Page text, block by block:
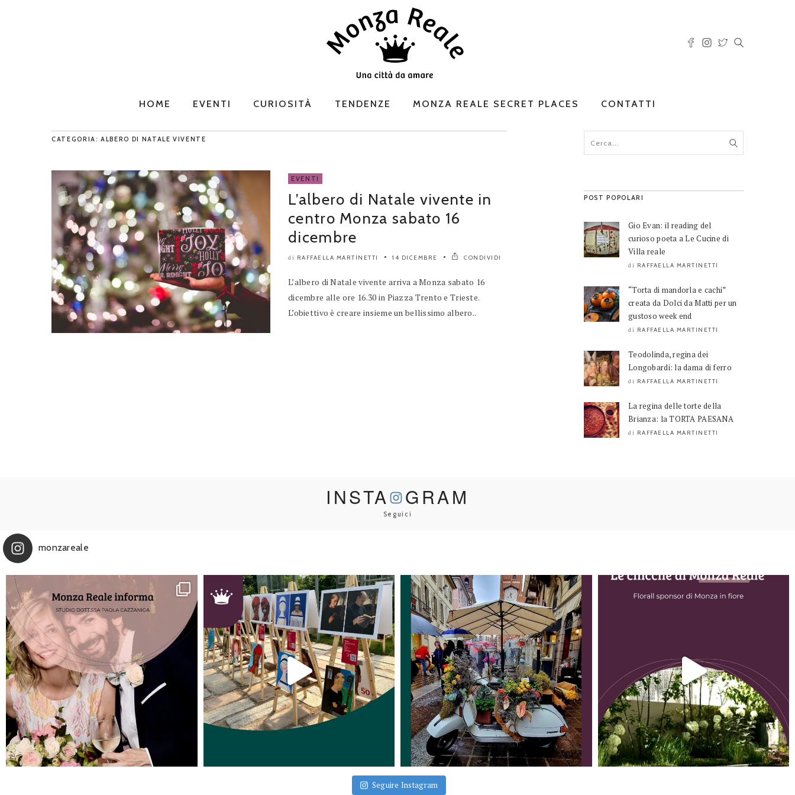
HOME EVENTI CURIOSITÀ TENDENZE MONZA REALE SECRET PLACES CONTATTI
CATEGORIA: ALBERO DI NATALE VIVENTE
EVENTI
L’albero di Natale vivente in
centro Monza sabato 16
dicembre
di RAFFAELLA MARTINETTI 14 DICEMBRE CONDIVIDI
L’albero di Natale vivente arriva a Monza sabato 16
dicembre alle ore 16.30 in Piazza Trento e Trieste.
L’obiettivo è creare insieme un bellissimo albero..
POST POPOLARI
Gio Evan: il reading del
curioso poeta a Le Cucine di
Villa reale
di RAFFAELLA MARTINETTI
“Torta di mandorla e cachi”
creata da Dolci da Matti per un
gustoso week end
di RAFFAELLA MARTINETTI
Teodolinda, regina dei
Longobardi: la dama di ferro
di RAFFAELLA MARTINETTI
La regina delle torte della
Brianza: la TORTA PAESANA
di RAFFAELLA MARTINETTI
INSTA GRAM
Seguici
monzareale
Seguire Instagram